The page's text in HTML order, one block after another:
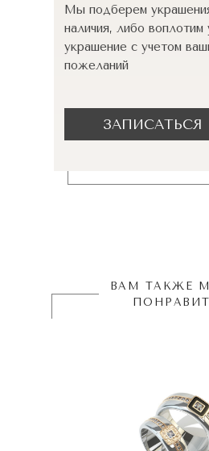
Мы подберем
наличия, либо воплотим
украшение с учетом
пожеланий
ЗАПИСАТЬСЯ
ВАМ ТАКЖЕ